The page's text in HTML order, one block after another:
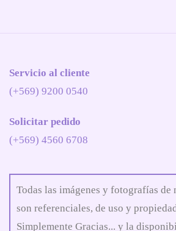
Servicio al cliente
(+569) 9200 0540
Solicitar pedido
(+569) 4560 6708
Todas las imágenes y fotografías de
son referenciales, de uso y
Simplemente Gracias... y la